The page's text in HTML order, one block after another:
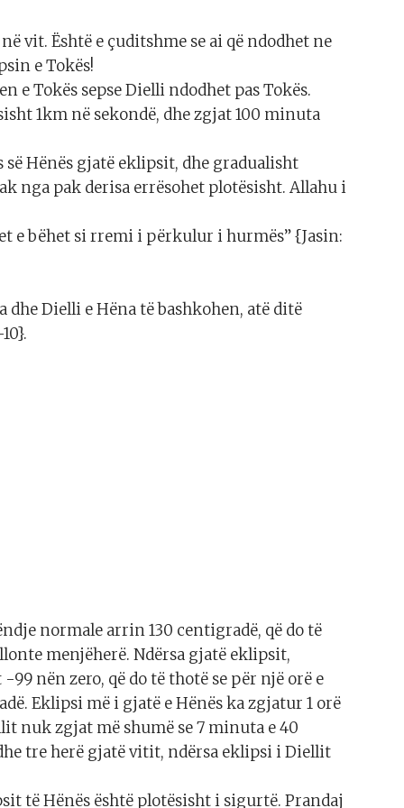
vit. Është e çuditshme se ai që ndodhet ne
e Tokës!
e Tokës sepse Dielli ndodhet pas Tokës.
1km në sekondë, dhe zgjat 100 minuta
Hënës gjatë eklipsit, dhe gradualisht
nga pak derisa errësohet plotësisht. Allahu i
e bëhet si rremi i përkulur i hurmës” {Jasin:
dhe Dielli e Hëna të bashkohen, atë ditë
normale arrin 130 centigradë, që do të
menjëherë. Ndërsa gjatë eklipsit,
nën zero, që do të thotë se për një orë e
Eklipsi më i gjatë e Hënës ka zgjatur 1 orë
nuk zgjat më shumë se 7 minuta e 40
tre herë gjatë vitit, ndërsa eklipsi i Diellit
të Hënës është plotësisht i sigurtë. Prandaj